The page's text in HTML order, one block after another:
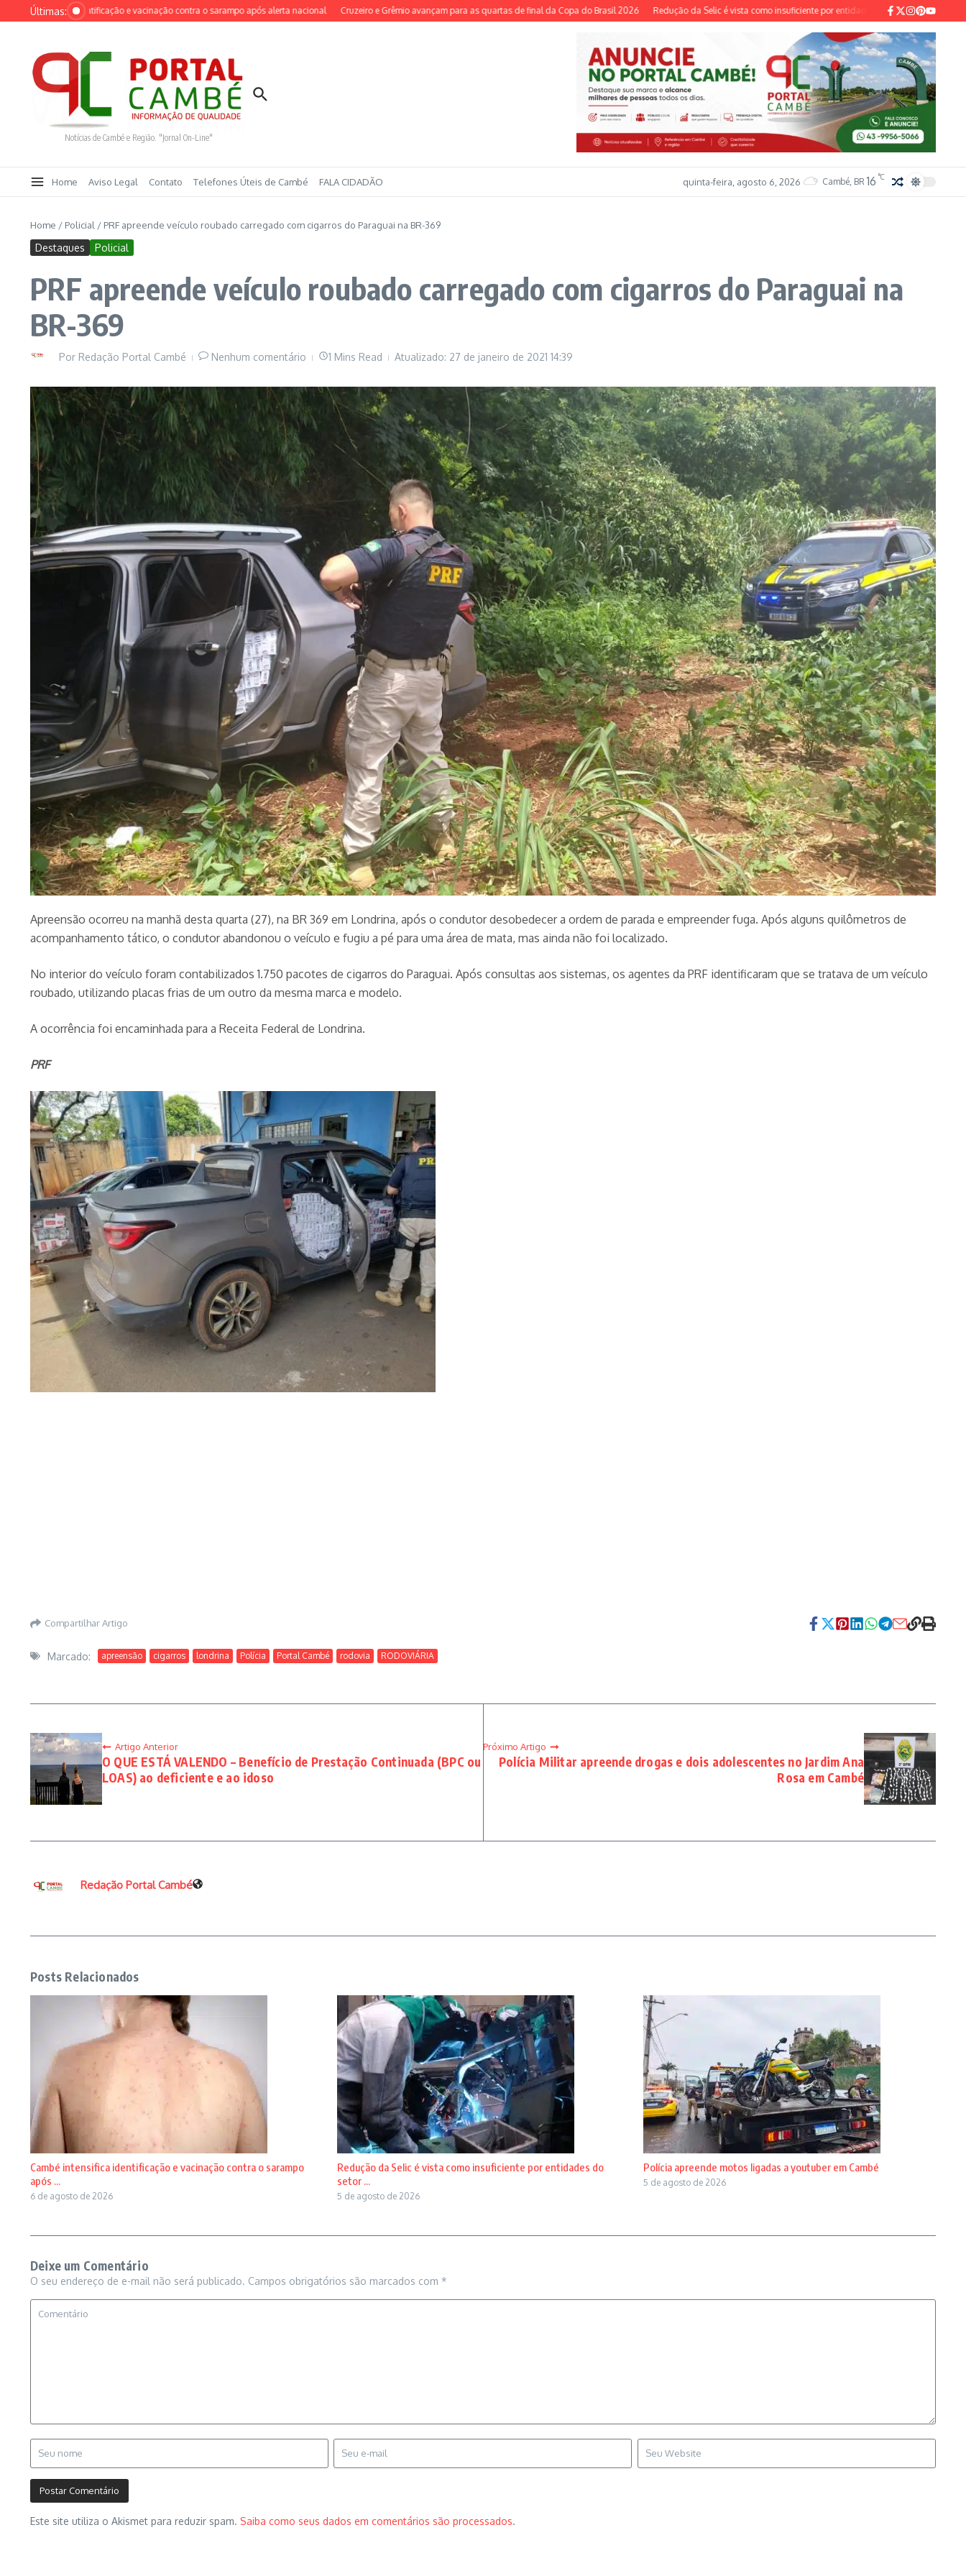
Ir para o conteúdo
Últimas:
intensifica identificação e vacinação contra o sarampo após alerta nacional Cruzeiro e Grêmio avançam para as quartas de final da Copa do Brasil 2026 Redução da Selic é vista como insuficiente por entidades do setor industrial e sindical
Notícias de Cambé e Região. "Jornal On-Line"
Home Aviso Legal Contato Telefones Úteis de Cambé FALA CIDADÃO quinta-feira, agosto 6, 2026 Cambé, BR 16 °C
Home / Policial / PRF apreende veículo roubado carregado com cigarros do Paraguai na BR-369
Destaques Policial
PRF apreende veículo roubado carregado com cigarros do Paraguai na
BR-369
Por Redação Portal Cambé Nenhum comentário 1 Mins Read Atualizado: 27 de janeiro de 2021 14:39
Apreensão ocorreu na manhã desta quarta (27), na BR 369 em Londrina, após o condutor desobedecer a ordem de parada e empreender fuga. Após alguns quilômetros de
acompanhamento tático, o condutor abandonou o veículo e fugiu a pé para uma área de mata, mas ainda não foi localizado.
No interior do veículo foram contabilizados 1.750 pacotes de cigarros do Paraguai. Após consultas aos sistemas, os agentes da PRF identificaram que se tratava de um veículo
roubado, utilizando placas frias de um outro da mesma marca e modelo.
A ocorrência foi encaminhada para a Receita Federal de Londrina.
PRF
Compartilhar Artigo
Marcado: apreensão cigarros londrina Polícia Portal Cambé rodovia RODOVIÁRIA
Artigo Anterior
O QUE ESTÁ VALENDO – Benefício de Prestação Continuada (BPC ou
LOAS) ao deficiente e ao idoso
Próximo Artigo
Polícia Militar apreende drogas e dois adolescentes no Jardim Ana
Rosa em Cambé
Redação Portal Cambé
Posts Relacionados
Cambé intensifica identificação e vacinação contra o sarampo
após ...
6 de agosto de 2026
Redução da Selic é vista como insuficiente por entidades do
setor ...
5 de agosto de 2026
Polícia apreende motos ligadas a youtuber em Cambé
5 de agosto de 2026
Deixe um Comentário
O seu endereço de e-mail não será publicado. Campos obrigatórios são marcados com *
Este site utiliza o Akismet para reduzir spam. Saiba como seus dados em comentários são processados.